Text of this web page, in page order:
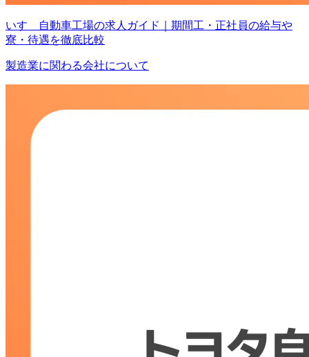
いすゞ自動車工場の求人ガイド｜期間工・正社員の給与や
寮・待遇を徹底比較
製造業に関わる会社について